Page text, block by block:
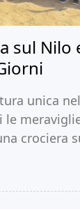
sul Nilo
unica
le
crociera